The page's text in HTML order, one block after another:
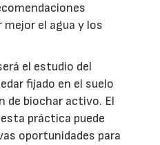
el agua y los
el estudio del
fijado en el suelo
de biochar activo. El
práctica puede
oportunidades para